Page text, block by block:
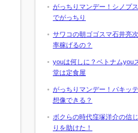
がっちりマンデー！シノプ
でがっちり
サワコの朝ゴゴスマ石井亮
率稼げるの？
youは何しに？ベトナムyou
堂は定食屋
がっちりマンデー！パキッ
想像できる？
ボクらの時代窪塚洋介の信
りを助けた！